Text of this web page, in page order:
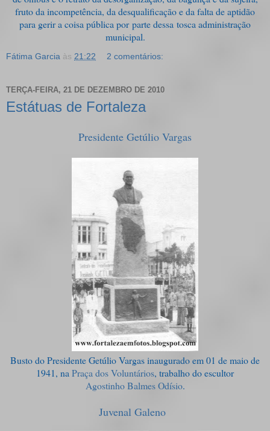
fruto da incompetência, da desqualificação e da falta de aptidão
para gerir a coisa pública por parte dessa tosca administração
municipal.
Fátima Garcia às 21:22 2 comentários:
TERÇA-FEIRA, 21 DE DEZEMBRO DE 2010
Estátuas de Fortaleza
Presidente Getúlio Vargas
Busto do Presidente Getúlio Vargas inaugurado em 01 de maio de
1941, na Praça dos Voluntários, trabalho do escultor
Agostinho Balmes Odísio.
Juvenal Galeno